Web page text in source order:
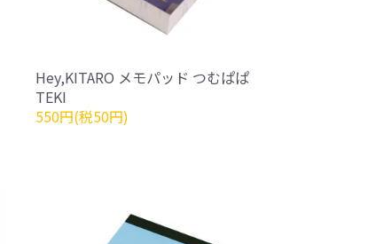
Hey,KITARO メモパッド つむぱぱ
TEKI
550円(税50円)